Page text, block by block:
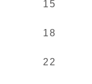
15
18
22